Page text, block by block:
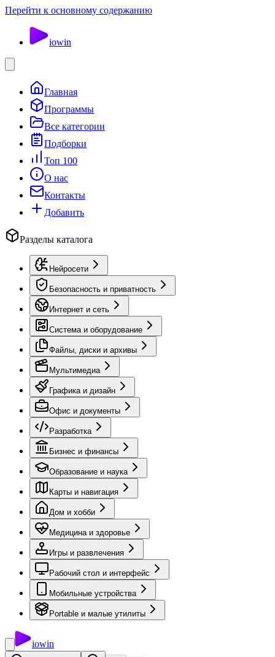
Перейти к основному содержанию
iowin
Главная
Программы
Все категории
Подборки
Топ 100
О нас
Контакты
Добавить
Разделы каталога
Нейросети
Безопасность и приватность
Интернет и сеть
Система и оборудование
Файлы, диски и архивы
Мультимедиа
Графика и дизайн
Офис и документы
Разработка
Бизнес и финансы
Образование и наука
Карты и навигация
Дом и хобби
Медицина и здоровье
Игры и развлечения
Рабочий стол и интерфейс
Мобильные устройства
Portable и малые утилиты
iowin